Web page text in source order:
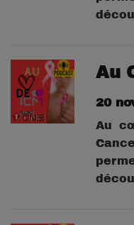
sont
20
Au